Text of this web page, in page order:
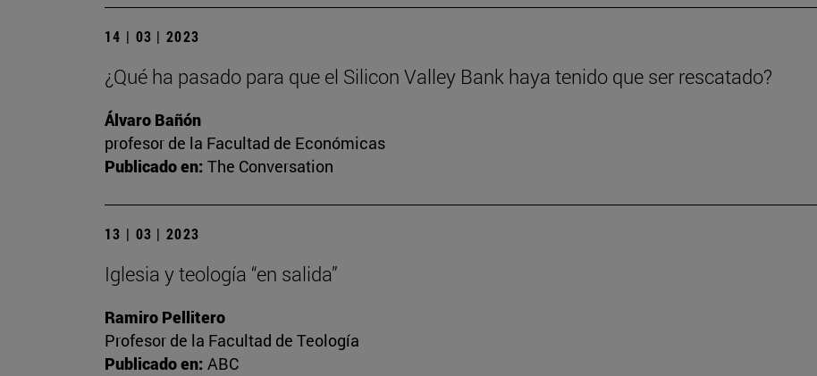
14 | 03 | 2023
¿Qué ha pasado para que el Silicon Valley Bank haya tenido que ser rescatado?
Álvaro Bañón
profesor de la Facultad de Económicas
Publicado en: The Conversation
13 | 03 | 2023
Iglesia y teología “en salida”
Ramiro Pellitero
Profesor de la Facultad de Teología
Publicado en: ABC